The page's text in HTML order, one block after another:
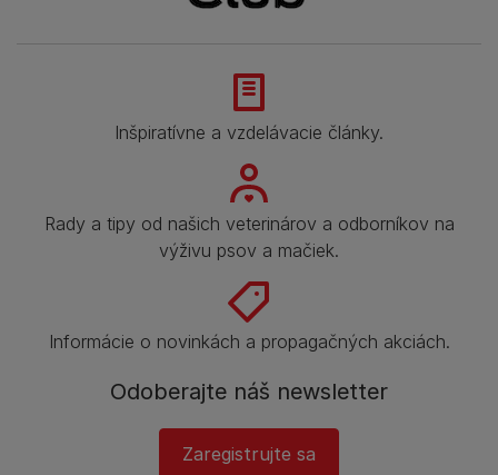
Inšpiratívne a vzdelávacie články.
Rady a tipy od našich veterinárov a odborníkov na
výživu psov a mačiek.
Informácie o novinkách a propagačných akciách.
Odoberajte náš newsletter
Zaregistrujte sa